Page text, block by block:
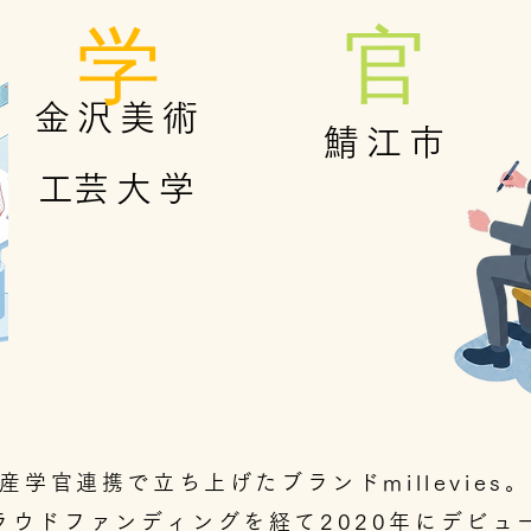
鯖江市
金沢美術
​工芸大学
学 ​官
産学官連携で立ち上げたブランドmillevies。
ウドファンディングを経て2020年にデビュ